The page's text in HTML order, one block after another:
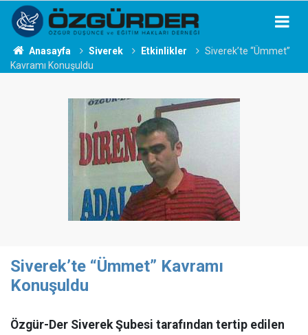
Anasayfa Siverek Etkinlikler
Siverek’te “Ümmet”
Kavramı Konuşuldu
Siverek’te “Ümmet” Kavramı
Konuşuldu
Özgür-Der Siverek Şubesi tarafından tertip edilen